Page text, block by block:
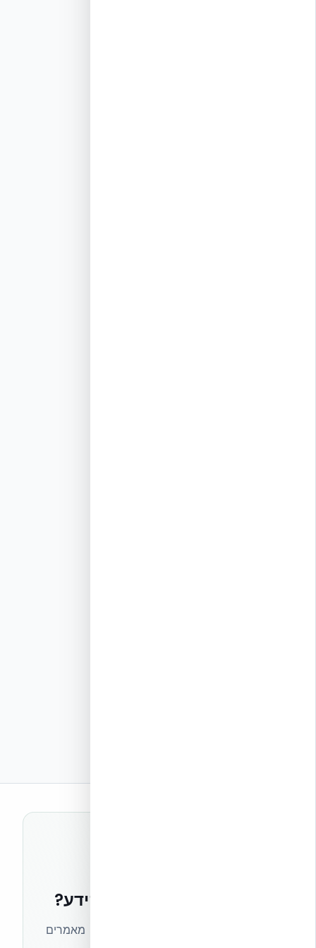
רוצים להישאר בחזית הידע?
הצטרפו לניוזלטר של אקובילד וקבלו מאמרים